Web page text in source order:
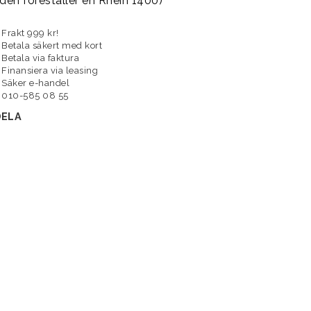
Frakt 999 kr!
Betala säkert med kort
Betala via faktura
Finansiera via leasing
Säker e-handel
010-585 08 55